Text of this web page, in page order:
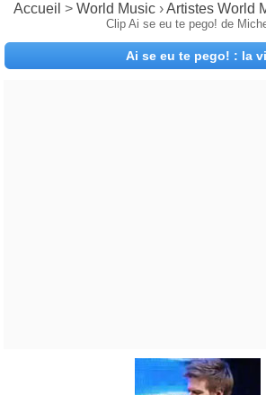
Accueil > World Music ›Artistes World
Clip Ai se eu te pego! de
Ai se eu te pego! : la